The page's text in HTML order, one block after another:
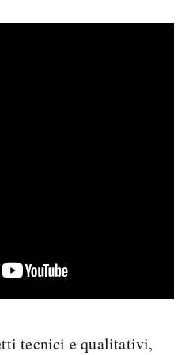
tecnici e qualitativi,